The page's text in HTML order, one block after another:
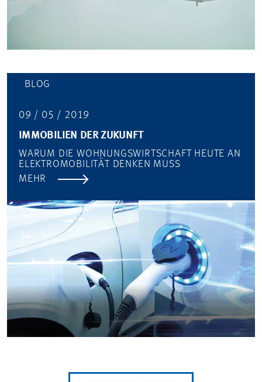
BLOG
09 / 05 / 2019
IMMOBILIEN DER ZUKUNFT
WARUM DIE WOHNUNGSWIRTSCHAFT HEUTE AN
ELEKTROMOBILITÄT DENKEN MUSS
MEHR